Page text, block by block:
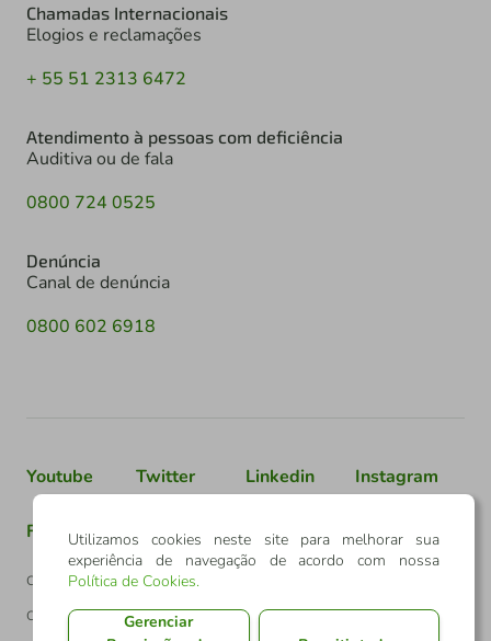
Chamadas Internacionais
Elogios e reclamações
+ 55 51 2313 6472
Atendimento à pessoas com deficiência
Auditiva ou de fala
0800 724 0525
Denúncia
Canal de denúncia
0800 602 6918
Youtube Twitter Linkedin Instagram
Facebook TikTok
Confederação Sicredi
CNPJ: 03.795.072/0001-60
Utilizamos cookies neste site para melhorar sua
experiência de navegação de acordo com nossa
Política de Cookies.
Gerenciar